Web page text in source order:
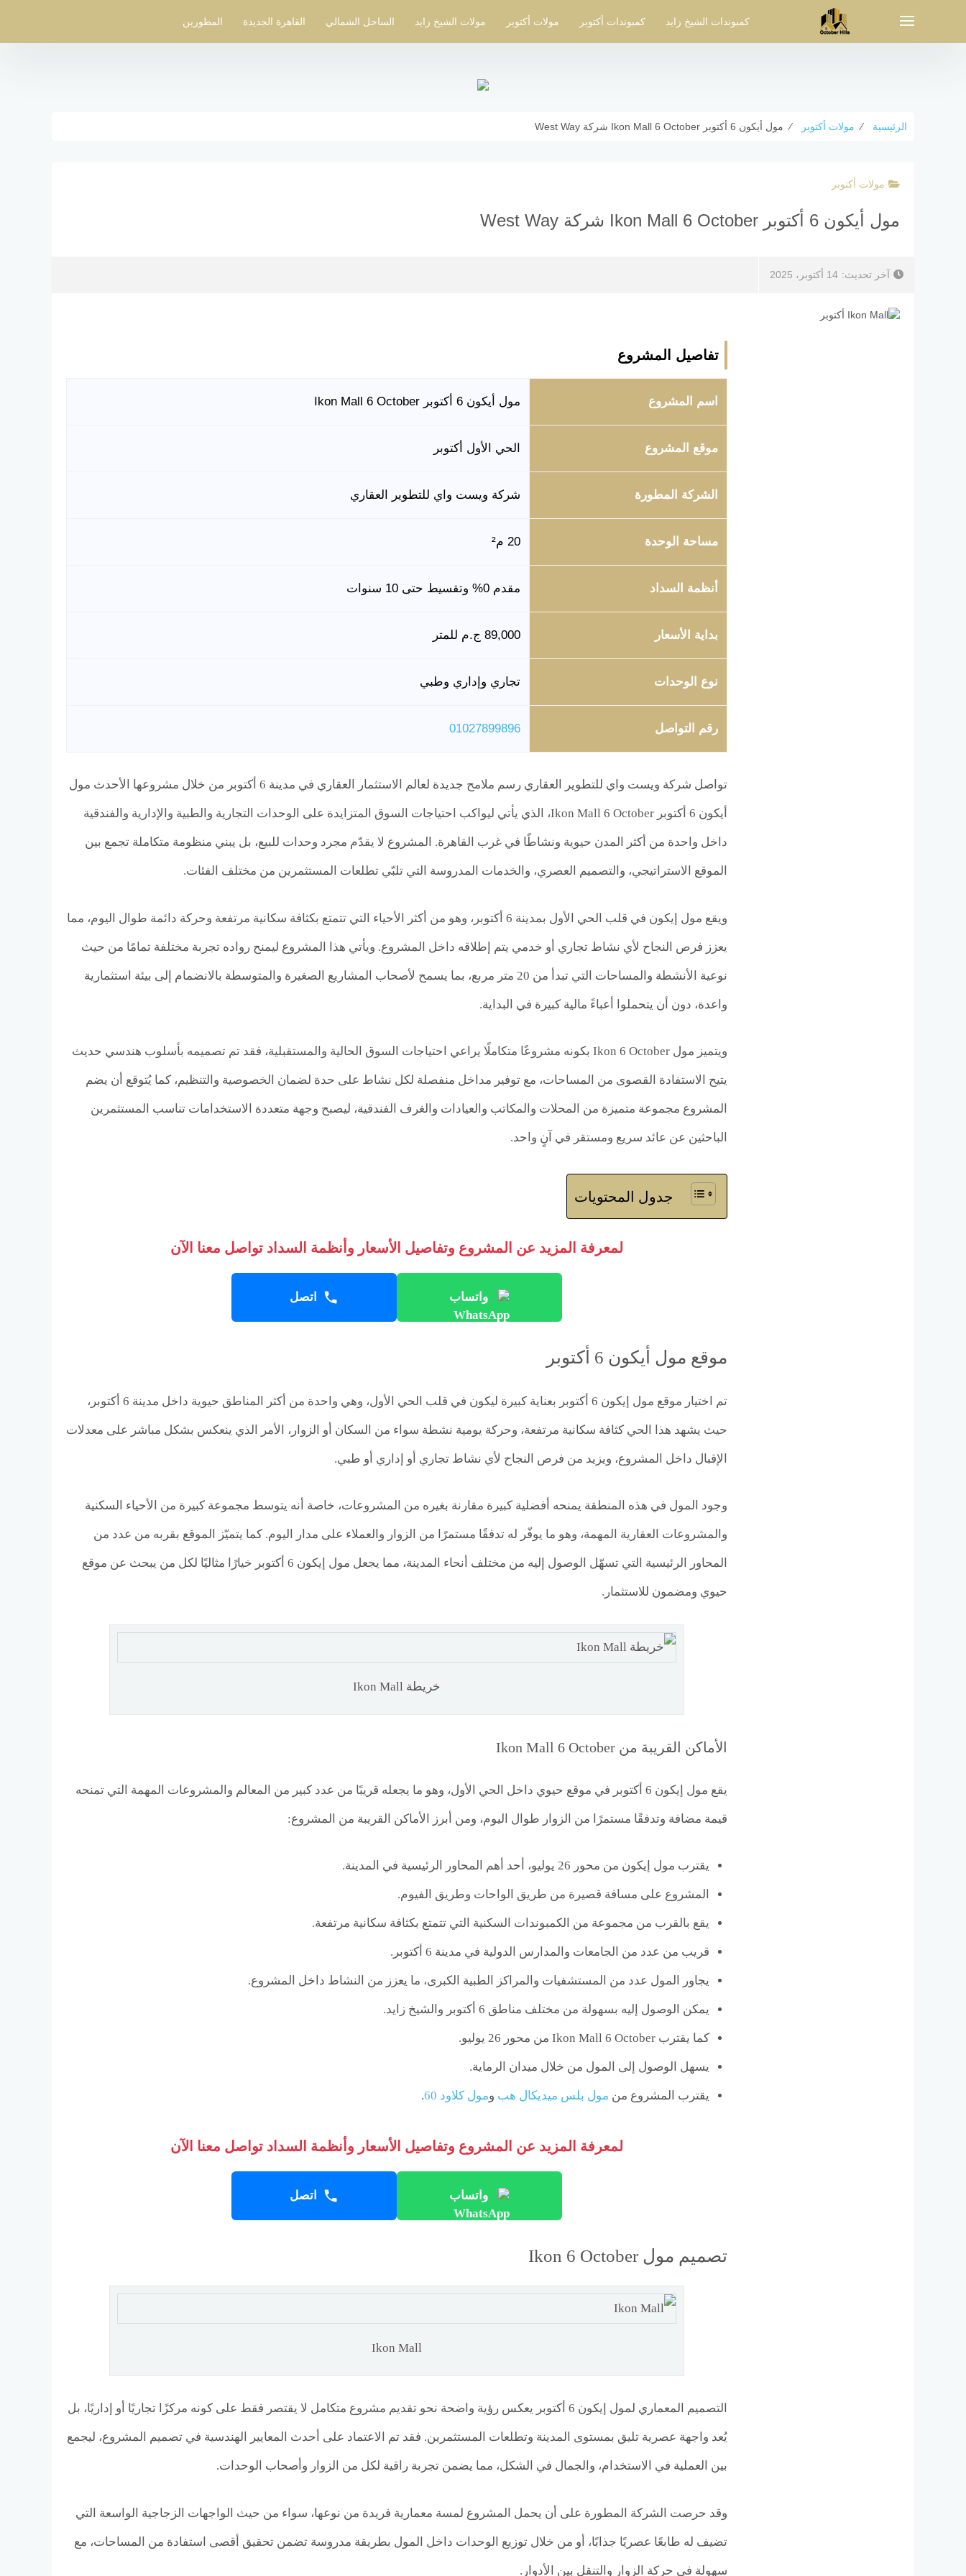
كمبوندات الشيخ زايد كمبوندات أكتوبر مولات أكتوبر مولات الشيخ زايد الساحل الشمالي القاهرة الجديدة المطورين
الرئيسية ⁄ مولات أكتوبر ⁄ مول أيكون 6 أكتوبر Ikon Mall 6 October شركة West Way
مولات أكتوبر
مول أيكون 6 أكتوبر Ikon Mall 6 October شركة West Way
آخر تحديث: 14 أكتوبر، 2025
تفاصيل المشروع
اسم المشروع مول أيكون 6 أكتوبر Ikon Mall 6 October
موقع المشروع الحي الأول أكتوبر
الشركة المطورة شركة ويست واي للتطوير العقاري
مساحة الوحدة 20 م²
أنظمة السداد مقدم 0% وتقسيط حتى 10 سنوات
بداية الأسعار 89,000 ج.م للمتر
نوع الوحدات تجاري وإداري وطبي
رقم التواصل 01027899896
تواصل شركة ويست واي للتطوير العقاري رسم ملامح جديدة لعالم الاستثمار العقاري في مدينة 6 أكتوبر من خلال مشروعها الأحدث مول
أيكون 6 أكتوبر Ikon Mall 6 October، الذي يأتي ليواكب احتياجات السوق المتزايدة على الوحدات التجارية والطبية والإدارية والفندقية
داخل واحدة من أكثر المدن حيوية ونشاطًا في غرب القاهرة. المشروع لا يقدّم مجرد وحدات للبيع، بل يبني منظومة متكاملة تجمع بين
الموقع الاستراتيجي، والتصميم العصري، والخدمات المدروسة التي تلبّي تطلعات المستثمرين من مختلف الفئات.
ويقع مول إيكون في قلب الحي الأول بمدينة 6 أكتوبر، وهو من أكثر الأحياء التي تتمتع بكثافة سكانية مرتفعة وحركة دائمة طوال اليوم، مما
يعزز فرص النجاح لأي نشاط تجاري أو خدمي يتم إطلاقه داخل المشروع. ويأتي هذا المشروع ليمنح رواده تجربة مختلفة تمامًا من حيث
نوعية الأنشطة والمساحات التي تبدأ من 20 متر مربع، بما يسمح لأصحاب المشاريع الصغيرة والمتوسطة بالانضمام إلى بيئة استثمارية
واعدة، دون أن يتحملوا أعباءً مالية كبيرة في البداية.
ويتميز مول Ikon 6 October بكونه مشروعًا متكاملًا يراعي احتياجات السوق الحالية والمستقبلية، فقد تم تصميمه بأسلوب هندسي حديث
يتيح الاستفادة القصوى من المساحات، مع توفير مداخل منفصلة لكل نشاط على حدة لضمان الخصوصية والتنظيم، كما يُتوقع أن يضم
المشروع مجموعة متميزة من المحلات والمكاتب والعيادات والغرف الفندقية، ليصبح وجهة متعددة الاستخدامات تناسب المستثمرين
الباحثين عن عائد سريع ومستقر في آنٍ واحد.
جدول المحتويات
لمعرفة المزيد عن المشروع وتفاصيل الأسعار وأنظمة السداد تواصل معنا الآن
واتساب اتصل
موقع مول أيكون 6 أكتوبر
تم اختيار موقع مول إيكون 6 أكتوبر بعناية كبيرة ليكون في قلب الحي الأول، وهي واحدة من أكثر المناطق حيوية داخل مدينة 6 أكتوبر،
حيث يشهد هذا الحي كثافة سكانية مرتفعة، وحركة يومية نشطة سواء من السكان أو الزوار، الأمر الذي ينعكس بشكل مباشر على معدلات
الإقبال داخل المشروع، ويزيد من فرص النجاح لأي نشاط تجاري أو إداري أو طبي.
وجود المول في هذه المنطقة يمنحه أفضلية كبيرة مقارنة بغيره من المشروعات، خاصة أنه يتوسط مجموعة كبيرة من الأحياء السكنية
والمشروعات العقارية المهمة، وهو ما يوفّر له تدفقًا مستمرًا من الزوار والعملاء على مدار اليوم. كما يتميّز الموقع بقربه من عدد من
المحاور الرئيسية التي تسهّل الوصول إليه من مختلف أنحاء المدينة، مما يجعل مول إيكون 6 أكتوبر خيارًا مثاليًا لكل من يبحث عن موقع
حيوي ومضمون للاستثمار.
خريطة Ikon Mall
الأماكن القريبة من Ikon Mall 6 October
يقع مول إيكون 6 أكتوبر في موقع حيوي داخل الحي الأول، وهو ما يجعله قريبًا من عدد كبير من المعالم والمشروعات المهمة التي تمنحه
قيمة مضافة وتدفقًا مستمرًا من الزوار طوال اليوم، ومن أبرز الأماكن القريبة من المشروع:
يقترب مول إيكون من محور 26 يوليو، أحد أهم المحاور الرئيسية في المدينة.
المشروع على مسافة قصيرة من طريق الواحات وطريق الفيوم.
يقع بالقرب من مجموعة من الكمبوندات السكنية التي تتمتع بكثافة سكانية مرتفعة.
قريب من عدد من الجامعات والمدارس الدولية في مدينة 6 أكتوبر.
يجاور المول عدد من المستشفيات والمراكز الطبية الكبرى، ما يعزز من النشاط داخل المشروع.
يمكن الوصول إليه بسهولة من مختلف مناطق 6 أكتوبر والشيخ زايد.
كما يقترب Ikon Mall 6 October من محور 26 يوليو.
يسهل الوصول إلى المول من خلال ميدان الرماية.
يقترب المشروع من مول بلس ميديكال هب ومول كلاود 60 .
لمعرفة المزيد عن المشروع وتفاصيل الأسعار وأنظمة السداد تواصل معنا الآن
واتساب اتصل
تصميم مول Ikon 6 October
Ikon Mall
التصميم المعماري لمول إيكون 6 أكتوبر يعكس رؤية واضحة نحو تقديم مشروع متكامل لا يقتصر فقط على كونه مركزًا تجاريًا أو إداريًا، بل
يُعد واجهة عصرية تليق بمستوى المدينة وتطلعات المستثمرين. فقد تم الاعتماد على أحدث المعايير الهندسية في تصميم المشروع، ليجمع
بين العملية في الاستخدام، والجمال في الشكل، مما يضمن تجربة راقية لكل من الزوار وأصحاب الوحدات.
وقد حرصت الشركة المطورة على أن يحمل المشروع لمسة معمارية فريدة من نوعها، سواء من حيث الواجهات الزجاجية الواسعة التي
تضيف له طابعًا عصريًا جذابًا، أو من خلال توزيع الوحدات داخل المول بطريقة مدروسة تضمن تحقيق أقصى استفادة من المساحات، مع
سهولة في حركة الزوار والتنقل بين الأدوار.